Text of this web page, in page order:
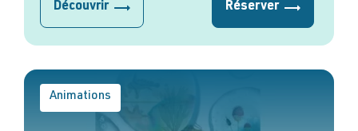
Découvrir Réserver
Animations